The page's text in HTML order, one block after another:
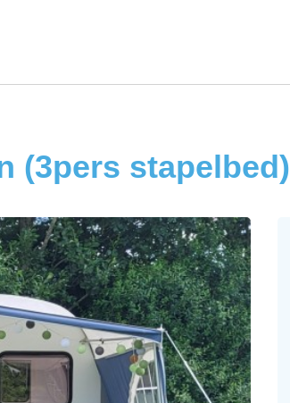
(3pers stapelbed)